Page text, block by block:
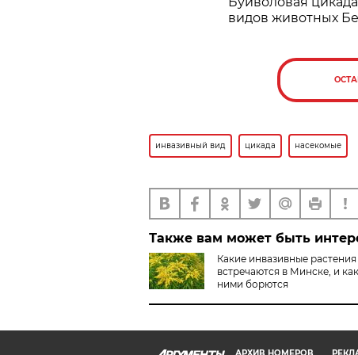
видов животных
инвазивный вид цикада насекомые
Также вам может быть
Какие инвазивные растения
встречаются в Минске, и
ними борются